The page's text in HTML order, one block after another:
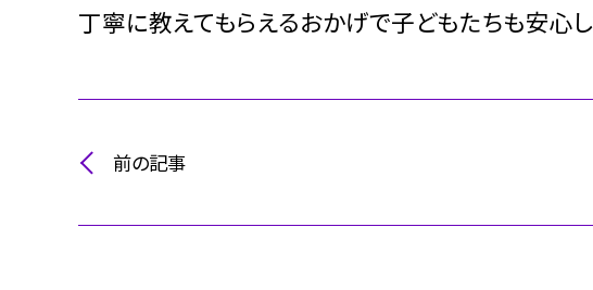
丁寧に教えてもらえるおかげで子どもたちも安心
前の記事